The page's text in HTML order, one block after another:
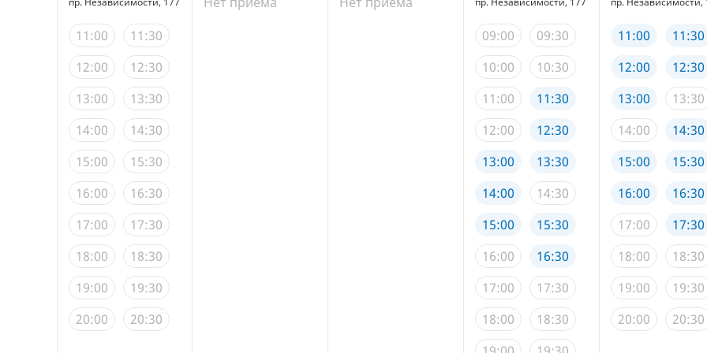
11:00
11:30
12:00
12:30
13:00
13:30
14:00
14:30
15:00
15:30
16:00
16:30
17:00
17:30
18:00
18:30
19:00
19:30
20:00
20:30
09:00
09:30
10:00
10:30
11:00
11:30
12:00
12:30
13:00
13:30
14:00
14:30
15:00
15:30
16:00
16:30
17:00
17:30
18:00
18:30
11:00
11:30
12:00
12:30
13:00
13:30
14:00
14:30
15:00
15:30
16:00
16:30
17:00
17:30
18:00
18:30
19:00
19:30
20:00
20:30